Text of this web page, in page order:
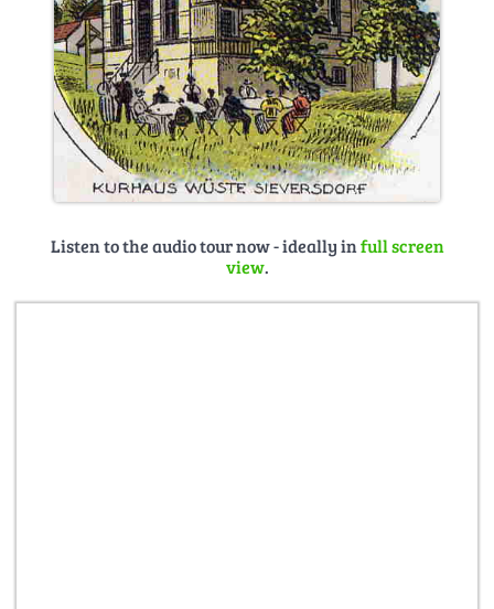
Listen to the audio tour now - ideally infull screen
view.